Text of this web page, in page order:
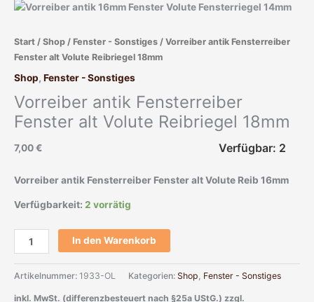
Start / Shop / Fenster - Sonstiges / Vorreiber antik Fensterreiber
Fenster alt Volute Reibriegel 18mm
Shop, Fenster - Sonstiges
Vorreiber antik Fensterreiber
Fenster alt Volute Reibriegel 18mm
7,00€ Verfügbar: 2
Vorreiber antik Fensterreiber Fenster alt Volute Reib 16mm
Verfügbarkeit: 2 vorrätig
Fenster
Volute
Reibriegel
18mm
In den Warenkorb
Artikelnummer: 1933-OL Kategorien: Shop, Fenster - Sonstiges
inkl. MwSt. (differenzbesteuert nach §25a UStG.) zzgl.